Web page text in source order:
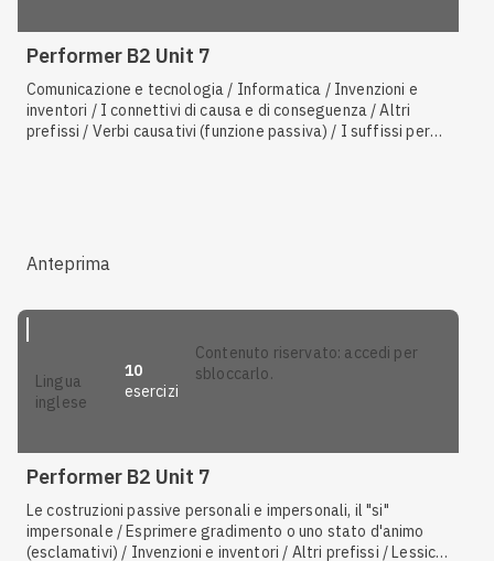
Performer B2 Unit 7
Comunicazione e tecnologia / Informatica / Invenzioni e
inventori / I connettivi di causa e di conseguenza / Altri
prefissi / Verbi causativi (funzione passiva) / I suffissi per
Anteprima
lingua
inglese
10
esercizi
contenuto riservato: accedi per
sbloccarlo.
Performer B2 Unit 7
Le costruzioni passive personali e impersonali, il "si"
impersonale / Esprimere gradimento o uno stato d'animo
(esclamativi) / Invenzioni e inventori / Altri prefissi / Lessico